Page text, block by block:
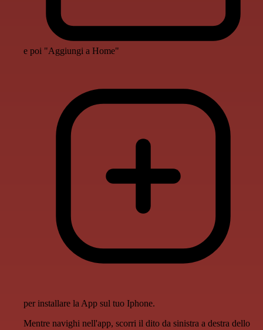
e poi "Aggiungi a Home"
per installare la App sul tuo Iphone.
Mentre navighi nell'app, scorri il dito da sinistra a destra dello